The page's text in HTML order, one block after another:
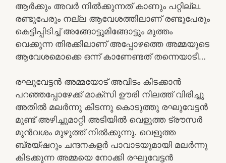
ആർക്കും അവർ നിൽക്കുന്നത് കാണും പറ്റില്ല.
രണ്ടുപേരും നല്ല ആവേശത്തിലാണ് രണ്ടുപേരും
കെട്ടിപ്പിടിച്ച് അങ്ങോട്ടുമിങ്ങോട്ടും മുത്തം
വെക്കുന്ന തിരക്കിലാണ് അപ്പോഴത്തെ അമ്മയുടെ
ആവേശമൊക്കെ ഒന്ന് കാണേണ്ടത് തന്നെയാടീ…
രഘുവേട്ടൻ അമ്മയോട് അവിടം കിടക്കാൻ
പറഞ്ഞപ്പോഴേക്ക് മാക്സി ഊരി നിലത്ത് വിരിച്ചു
അതിൽ മലർന്നു കിടന്നു കൊടുത്തു രഘുവേട്ടൻ
മുണ്ട് അഴിച്ചുമാറ്റി അടിയിൽ വെളുത്ത ട്രൗസർ
മുൻവശം മുഴുത്ത് നിൽക്കുന്നു. വെളുത്ത
ബ്രയ്ഷറും ചന്ദനകളർ പാവാടയുമായി മലർന്നു
കിടക്കുന്ന അമ്മയെ നോക്കി രഘുവേട്ടൻ